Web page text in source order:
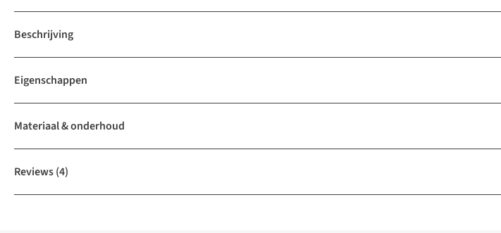
Beschrijving
Eigenschappen
Materiaal & onderhoud
Reviews(4)